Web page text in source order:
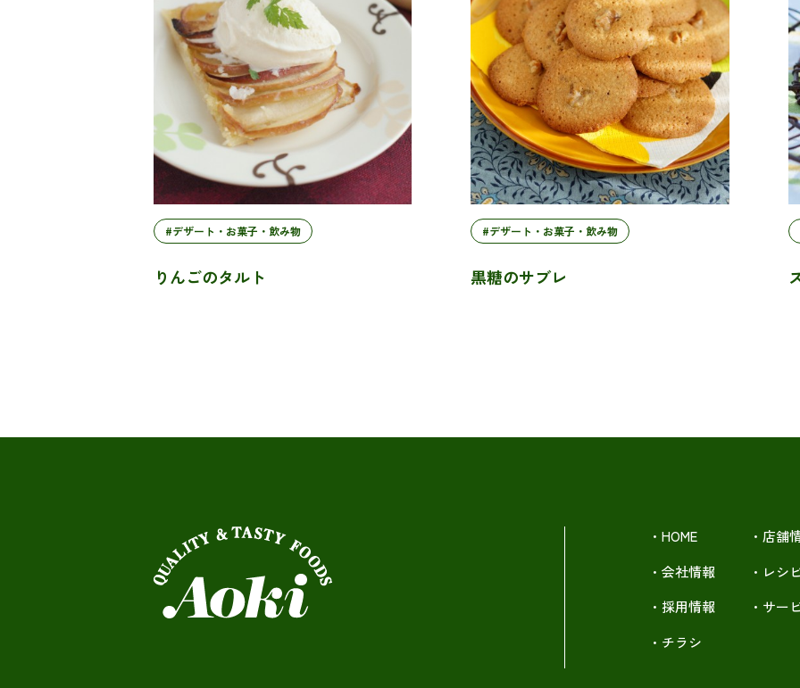
#デザート・お菓子・飲み物
りんごのタルト
#デザート・お菓子・飲み物
黒糖のサブレ
・HOME
・店舗
・会社情報
・レシ
・採用情報
・サー
・チラシ